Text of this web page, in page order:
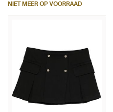
NIET MEER OP VOORRAAD